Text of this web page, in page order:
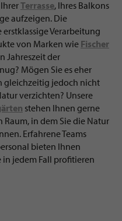
Terrasse, Ihres Balkons
aufzeigen. Die
Verarbeitung
von Marken wie Fischer
Jahreszeit der
Mögen Sie es eher
gleichzeitig jedoch nicht
verzichten? Unsere
stehen Ihnen gerne
in dem Sie die Natur
Erfahrene Teams
bieten Ihnen
jedem Fall profitieren